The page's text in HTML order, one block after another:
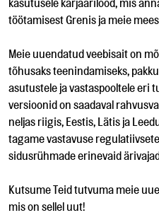
kasutusele karjäärilood, mis
töötamisest Grenis ja meie
Meie uuendatud veebisait on
tõhusaks teenindamiseks,
asutustele ja vastaspooltele eri
versioonid on saadaval
neljas riigis, Eestis, Lätis ja
tagame vastavuse
sidusrühmade erinevaid
Kutsume Teid tutvuma meie
mis on sellel uut!